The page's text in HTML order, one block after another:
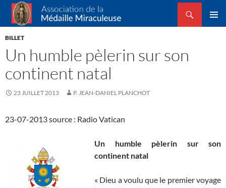
Association de la Médaille Miraculeuse
Recherche
ALLER
BILLET
Un humble pèlerin sur son
continent natal
23 JUILLET 2013 P. JEAN-DANIEL PLANCHOT
23-07-2013 source : Radio Vatican
Un humble pèlerin sur son
continent natal
« Dieu a voulu que le premier voyage